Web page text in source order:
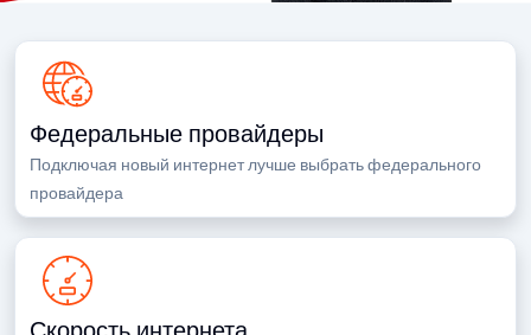
Федеральные провайдеры
Подключая новый интернет лучше выбрать федерального
провайдера